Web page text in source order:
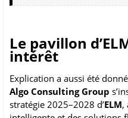
Le pavillon
intérêt
Explication a aussi été
Algo Consulting Group
stratégie 2025–2028 d’ELM,